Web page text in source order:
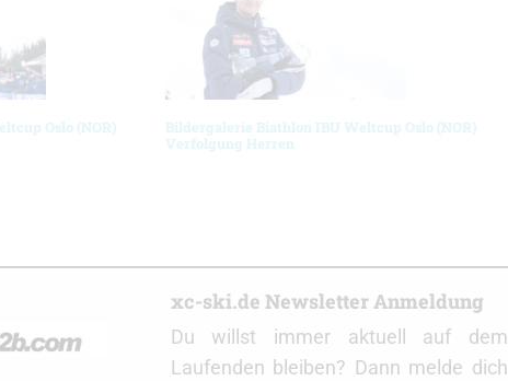
Oslo (NOR)
Bildergalerie Biathlon IBU Weltcup Oslo (NOR)
Verfolgung Herren
xc-ski.de Newsletter Anmeldung
Du willst immer aktuell auf dem
Laufenden bleiben? Dann melde dich